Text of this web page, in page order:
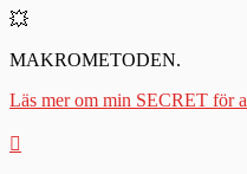
💥
MAKROMETODEN.
Läs mer om min SECRET för